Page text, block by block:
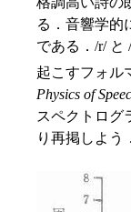
る．音響学的
である．/r/ と
起こすフォル
Physics of
スペクトログ
り再掲しよう．